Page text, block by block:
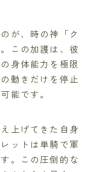
が、時の神「ク
この加護は、彼
身体能力を極限
動きだけを停止
能です。
上げてきた自身
ットは単騎で軍
。この圧倒的な